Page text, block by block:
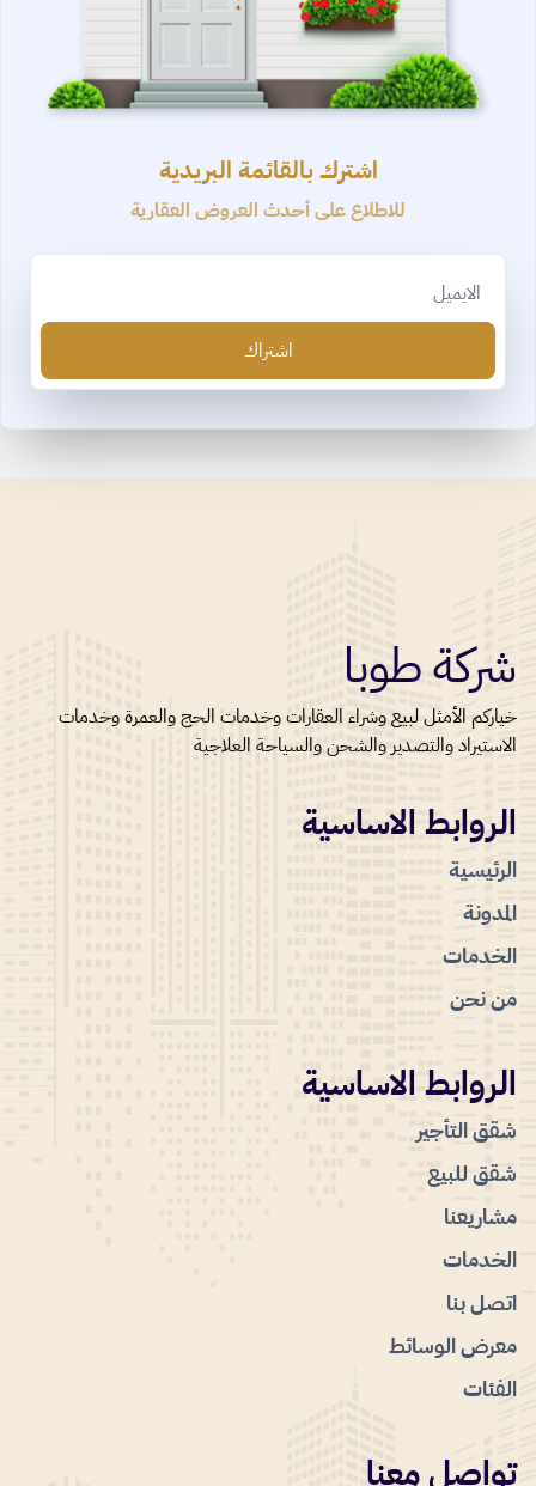
اشترك بالقائمة البريدية
للاطلاع على أحدث العروض العقارية
اشتراك
شركة طوبا
خياركم الأمثل لبيع وشراء العقارات وخدمات الحج والعمرة وخدمات
الاستيراد والتصدير والشحن والسياحة العلاجية
الروابط الاساسية
الرئيسية
المدونة
الخدمات
من نحن
الروابط الاساسية
شقق التأجير
شقق للبيع
مشاريعنا
الخدمات
اتصل بنا
معرض الوسائط
الفئات
تواصل معنا